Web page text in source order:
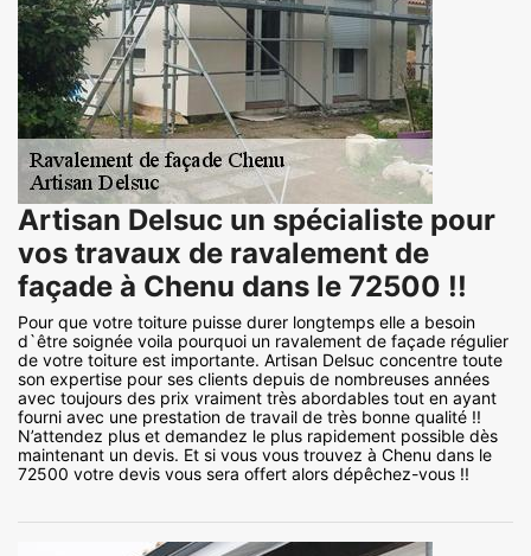
Artisan Delsuc un spécialiste pour
vos travaux de ravalement de
façade à Chenu dans le 72500 !!
Pour que votre toiture puisse durer longtemps elle a besoin
d`être soignée voila pourquoi un ravalement de façade régulier
de votre toiture est importante. Artisan Delsuc concentre toute
son expertise pour ses clients depuis de nombreuses années
avec toujours des prix vraiment très abordables tout en ayant
fourni avec une prestation de travail de très bonne qualité !!
N’attendez plus et demandez le plus rapidement possible dès
maintenant un devis. Et si vous vous trouvez à Chenu dans le
72500 votre devis vous sera offert alors dépêchez-vous !!